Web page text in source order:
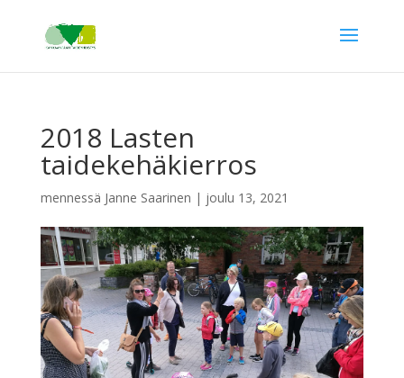
2018 Lasten
taidekehäkierros
mennessä Janne Saarinen | joulu 13, 2021